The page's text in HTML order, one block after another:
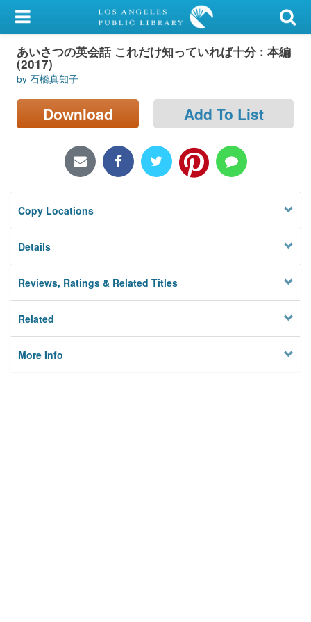
My Account
Library Card
Sign In
Search
Locations/Hours (external
Privacy
あいさつの英会話 これだけ知っていれば十分 : 本編
(2017)
by 石橋真知子
Download Add To List
Copy Locations
Details
Reviews, Ratings & Related Titles
Related
More Info